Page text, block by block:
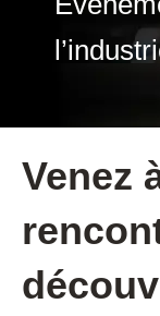
Venez